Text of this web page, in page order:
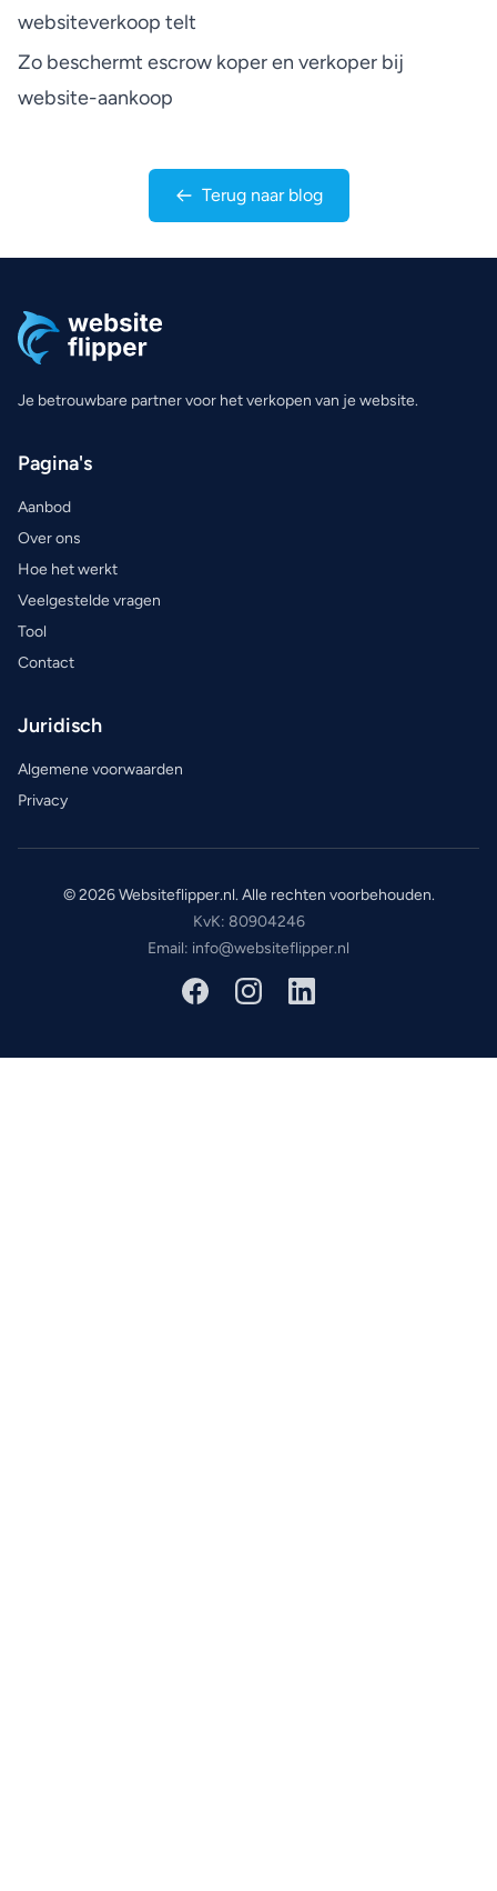
websiteverkoop telt
Zo beschermt escrow koper en verkoper bij
website-aankoop
Terug naar blog
Je betrouwbare partner voor het verkopen van je website.
Pagina's
Aanbod
Over ons
Hoe het werkt
Veelgestelde vragen
Tool
Contact
Juridisch
Algemene voorwaarden
Privacy
© 2026 Websiteflipper.nl. Alle rechten voorbehouden.
KvK: 80904246
Email: info@websiteflipper.nl
FacebookInstagramLinkedIn